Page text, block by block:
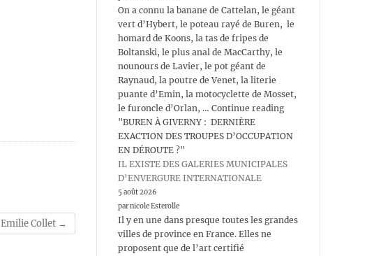
Emilie Collet →
On a connu la banane de Cattelan, le géant
vert d’Hybert, le poteau rayé de Buren, le
homard de Koons, la tas de fripes de
Boltanski, le plus anal de MacCarthy, le
nounours de Lavier, le pot géant de
Raynaud, la poutre de Venet, la literie
puante d’Emin, la motocyclette de Mosset,
le furoncle d’Orlan, … Continue reading
"BUREN À GIVERNY : DERNIÈRE
EXACTION DES TROUPES D’OCCUPATION
EN DÉROUTE ?"
IL EXISTE DES GALERIES MUNICIPALES
D’ENVERGURE INTERNATIONALE
5 août 2026
par nicole Esterolle
Il y en une dans presque toutes les grandes
villes de province en France. Elles ne
proposent que de l’art certifié